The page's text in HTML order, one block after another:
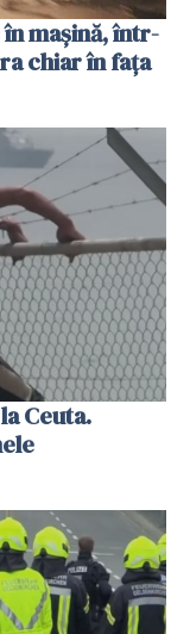
mașină, într-
chiar în fața
Ceuta.